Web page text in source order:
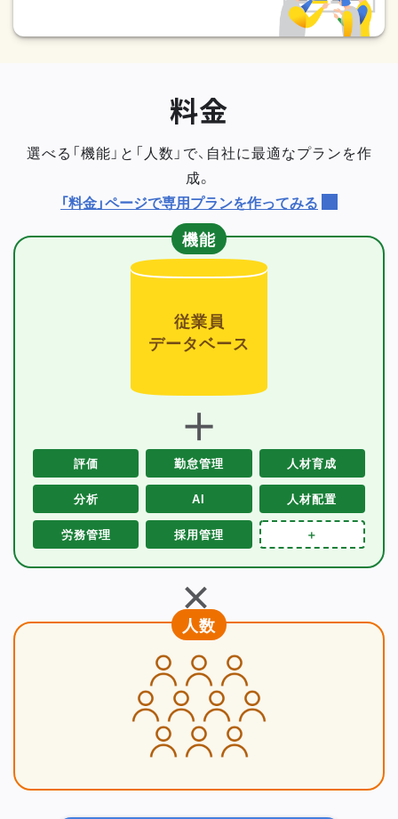
料金
選べる「機能」と「人数」で、自社に最適なプランを作
成。
「料金」ページで専用プランを作ってみる
機能
従業員
データベース
＋
評価 勤怠管理 人材育成
分析 AI 人材配置
労務管理 採用管理 ＋
＋
人数